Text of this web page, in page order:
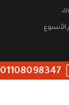
الأسبوع
01108098347